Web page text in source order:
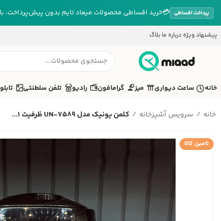
پرداخت اقساطی 💳خرید اقساطی محصولات میعاد تایم بدون پیش‌پرداخت،
پیشنهاد ویژه درباره ما بلاگ
خانه ساعت دیواری میز گرامافون رادیو تلفن سلطنتی تابلو
خانه سرویس آشپزخانه کلمن یونیک مدل UN-7589 ظرفیت 1...
تامین کالا